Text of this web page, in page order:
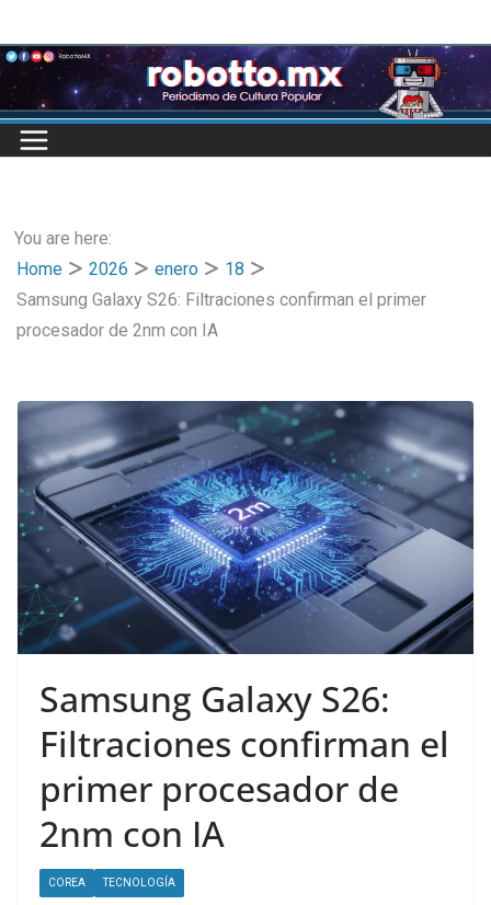
to
content
You are here:
Home
2026 enero
18
Samsung Galaxy S26: Filtraciones confirman el primer
procesador de 2nm con IA
Samsung Galaxy S26:
Filtraciones confirman el
primer procesador de
2nm con IA
COREA TECNOLOGÍA